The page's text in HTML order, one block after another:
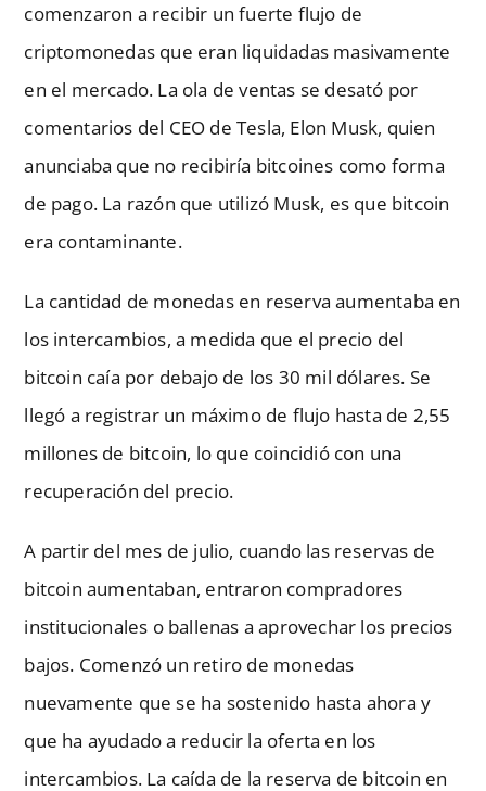
comenzaron a recibir un fuerte flujo de
criptomonedas que eran liquidadas masivamente
en el mercado. La ola de ventas se desató por
comentarios del CEO de Tesla, Elon Musk, quien
anunciaba que no recibiría bitcoines como forma
de pago. La razón que utilizó Musk, es que bitcoin
era contaminante.
La cantidad de monedas en reserva aumentaba en
los intercambios, a medida que el precio del
bitcoin caía por debajo de los 30 mil dólares. Se
llegó a registrar un máximo de flujo hasta de 2,55
millones de bitcoin, lo que coincidió con una
recuperación del precio.
A partir del mes de julio, cuando las reservas de
bitcoin aumentaban, entraron compradores
institucionales o ballenas a aprovechar los precios
bajos. Comenzó un retiro de monedas
nuevamente que se ha sostenido hasta ahora y
que ha ayudado a reducir la oferta en los
intercambios. La caída de la reserva de bitcoin en